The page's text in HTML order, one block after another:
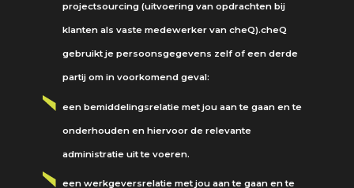
projectsourcing (uitvoering van opdrachten bij
klanten als vaste medewerker van cheQ).cheQ
gebruikt je persoonsgegevens zelf of een derde
partij om in voorkomend geval:
een bemiddelingsrelatie met jou aan te gaan en te
onderhouden en hiervoor de relevante
administratie uit te voeren.
een werkgeversrelatie met jou aan te gaan en te